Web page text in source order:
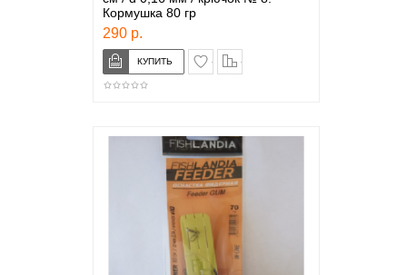
Кормушка 80 гр
290 р.
в закладки